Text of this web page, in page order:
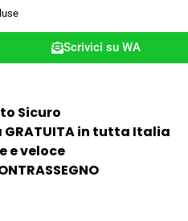
Scrivici su WA
Sicuro
in tutta Italia
e veloce